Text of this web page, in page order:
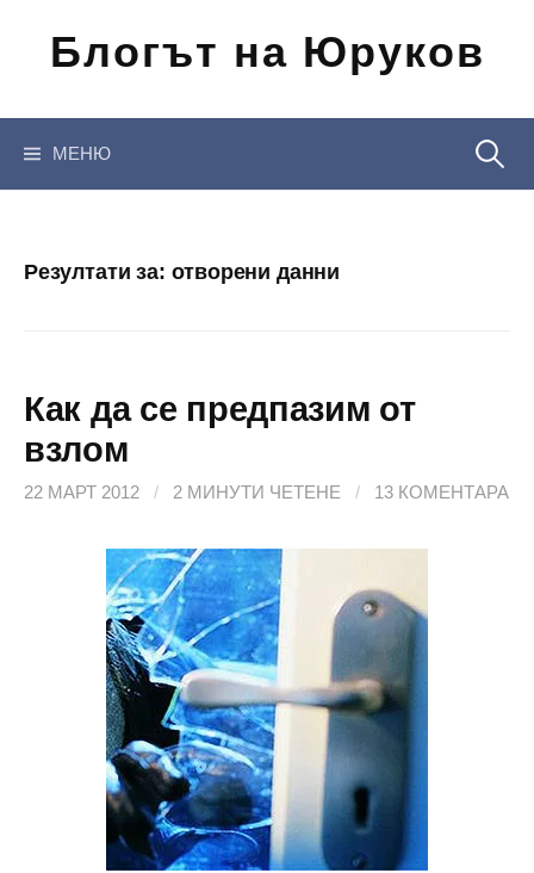
съдържанието
Блогът на Юруков
МЕНЮ
Резултати за: отворени данни
Как да сe предпазим от
взлом
22 МАРТ 2012 / 2 МИНУТИ ЧЕТЕНЕ / 13 КОМЕНТАРА